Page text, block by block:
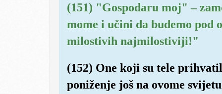
(151) "Gospodaru moj" –
mome i učini da budemo
milostivih najmilostiviji!"
(152) One koji su tele
poniženje još na ovome